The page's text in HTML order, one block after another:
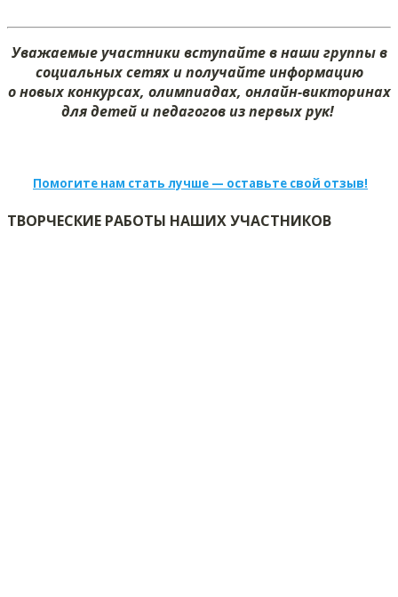
Уважаемые участники вступайте в наши группы в
социальных сетях и получайте информацию
о новых конкурсах, олимпиадах, онлайн-викторинах
для детей и педагогов из первых рук!
Помогите нам стать лучше — оставьте свой отзыв!
ТВОРЧЕСКИЕ РАБОТЫ НАШИХ УЧАСТНИКОВ